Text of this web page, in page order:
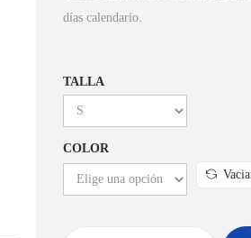
días calendario.
TALLA
COLOR